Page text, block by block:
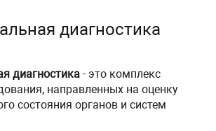
диагностика
диагностика- это комплекс
направленных на оценку
состояния органов и систем